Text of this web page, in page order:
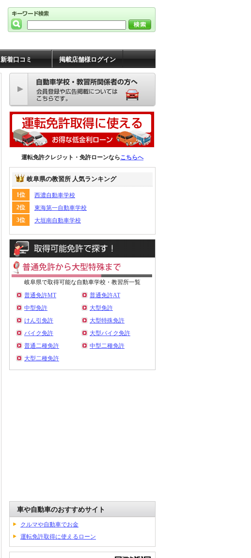
新着口コミ 掲載店舗様ログイン
運転免許クレジット・免許ローンならこちらへ
岐阜県の教習所 人気ランキング
1位
西濃自動車学校
2位
東海第一自動車学校
3位
大垣南自動車学校
岐阜県で取得可能な自動車学校・教習所一覧
普通免許MT
普通免許AT
中型免許
大型免許
けん引免許
大型特殊免許
バイク免許
大型バイク免許
普通二種免許
中型二種免許
大型二種免許
車や自動車のおすすめサイト
クルマや自動車でお金
運転免許取得に使えるローン